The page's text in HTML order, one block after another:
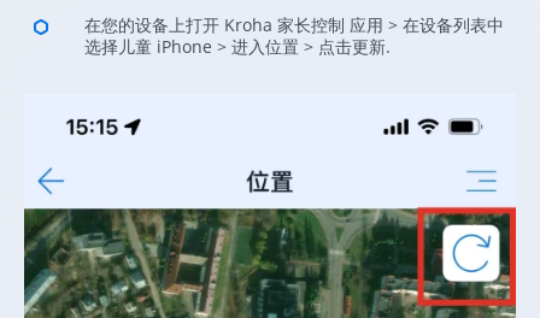
在您的设备上打开 Kroha 家长控制 应用 > 在设备列表中
选择儿童 iPhone > 进入位置 > 点击更新.